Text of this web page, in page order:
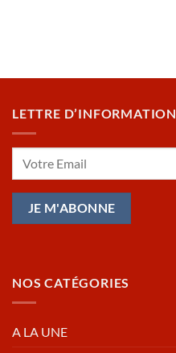
LETTRE D’INFORMATION
NOS CATÉGORIES
A LA UNE